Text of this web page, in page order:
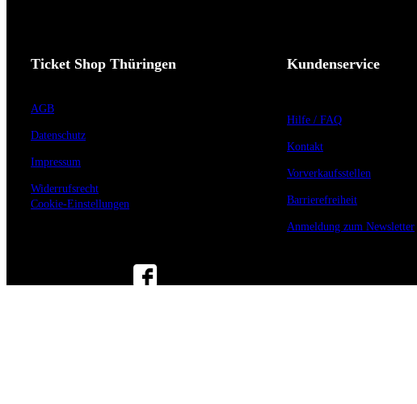
Ticket Shop Thüringen
AGB
Datenschutz
Impressum
Widerrufsrecht
Cookie-Einstellungen
Kundenservice
Hilfe / FAQ
Kontakt
Vorverkaufsstellen
Barrierefreiheit
Anmeldung zum Newsletter